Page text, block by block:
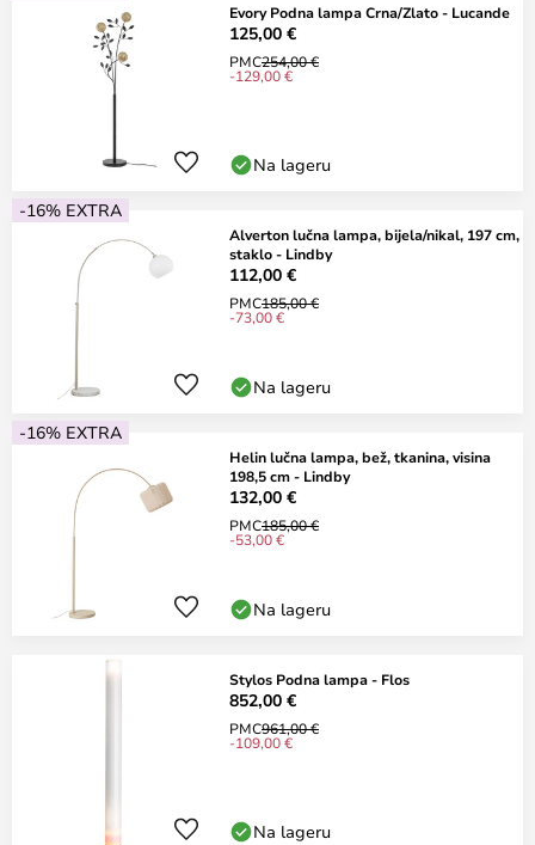
Evory Podna lampa Crna/Zlato - Lucande
125,00 €
PMC254,00 €
-129,00 €
Na lageru
-16% EXTRA
Alverton lučna lampa, bijela/nikal, 197 cm,
staklo - Lindby
112,00 €
PMC185,00 €
-73,00 €
Na lageru
-16% EXTRA
Helin lučna lampa, bež, tkanina, visina
198,5 cm - Lindby
132,00 €
PMC185,00 €
-53,00 €
Na lageru
Stylos Podna lampa - Flos
852,00 €
PMC961,00 €
-109,00 €
Na lageru